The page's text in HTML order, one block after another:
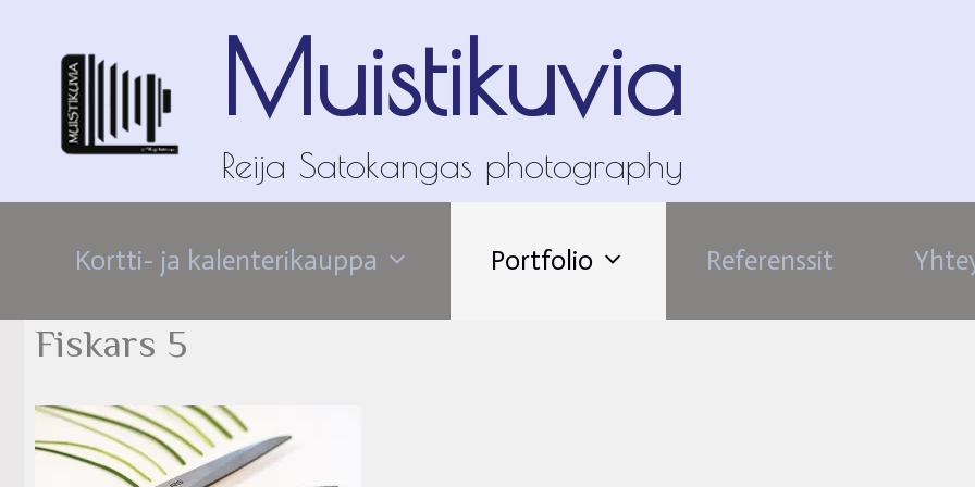
Muistikuvia
Reija Satokangas photography
Kortti- ja kalenterikauppa Portfolio Referenssit
Fiskars 5